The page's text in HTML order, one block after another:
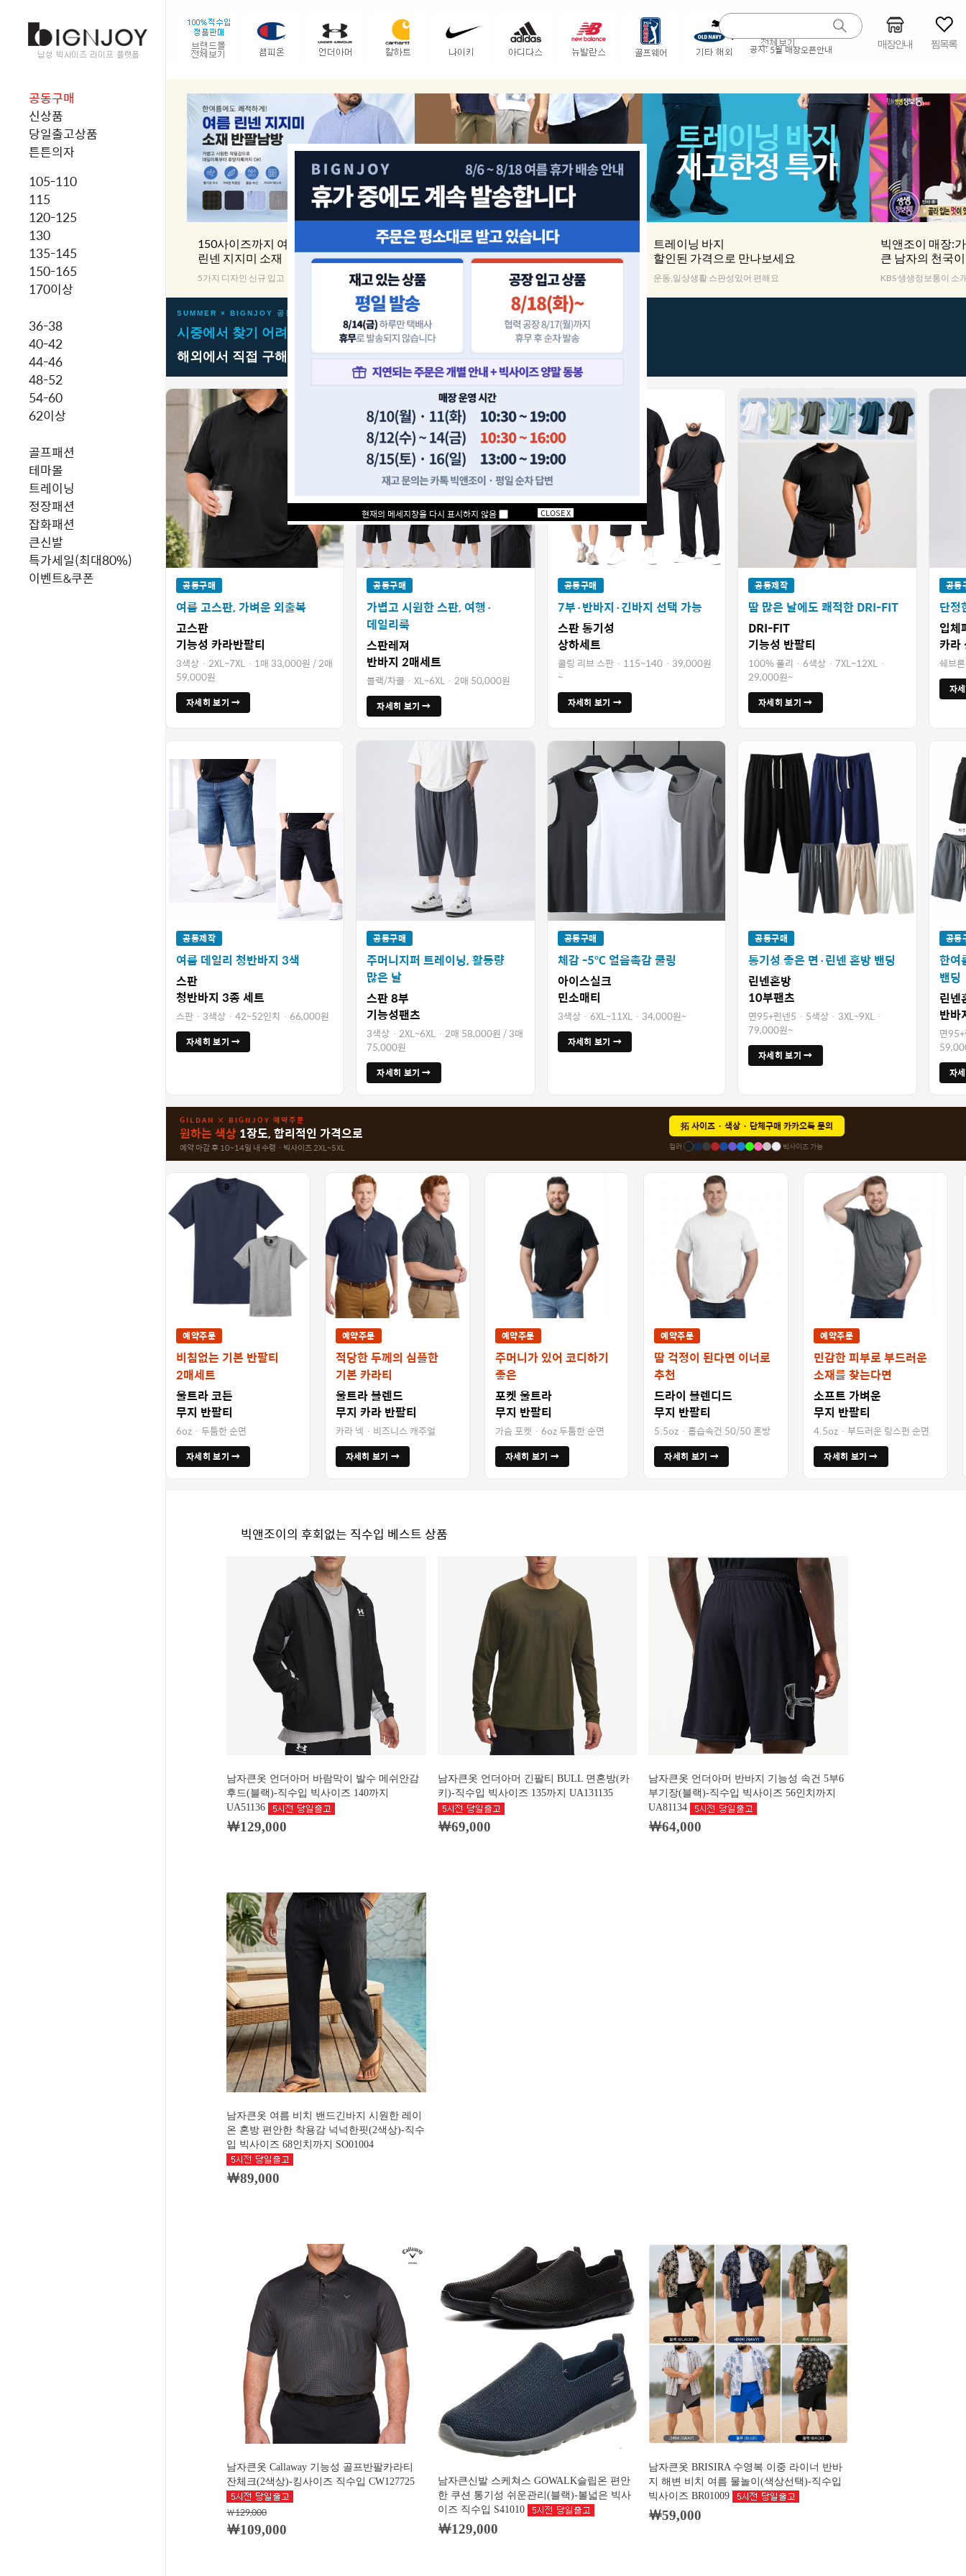
공지:5월 매장오픈안내 매장안내 찜목록
공동구매
신상품
당일출고상품
튼튼의자
105-110
115
120-125
130
135-145
150-165
170이상
36-38
40-42
44-46
48-52
54-60
62이상
골프패션
테마몰
트레이닝
정장패션
잡화패션
큰신발
특가세일(최대80%)
이벤트&쿠폰
150사이즈까지 여름남방
린넨 지지미 소재
5가지 디자인 신규 입고
올해도 재생산했습니다
4가지 색상
스판과 원단 모두잡은 캐주얼 기본면바지
트레이닝 바지
할인된 가격으로 만나보세요
운동,일상생활 스판성있어 편해요
빅앤조이 매장:
큰 남자의 천국
KBS 생생정보통이 소
SUMMER × BIGNJOY 공동구매
시중에서 찾기 어려운 빅사이즈 여름템만 모았습니다 주문 후 10~14일 소요
해외에서 직접 구해오는 만큼 시간은 걸리지만, 받아보시면 분명 만족하실 거예요
공동구매
여름 고스판, 가벼운 외출복
고스판
기능성 카라반팔티
3색상 · 2XL~7XL · 1매 33,000원 / 2매
59,000원
자세히 보기 →
공동구매
가볍고 시원한 스판, 여행·
데일리룩
스판레져
반바지 2매세트
블랙/차콜 · XL~6XL · 2매 50,000원
자세히 보기 →
공동구매
7부·반바지·긴바지 선택 가능
스판 통기성
상하세트
쿨링 리브 스판 · 115~140 · 39,000원
~
자세히 보기 →
공동제작
땀 많은 날에도 쾌적한 DRI-FIT
DRI-FIT
기능성 반팔티
100% 폴리 · 6색상 · 7XL~12XL ·
29,000원~
자세히 보기 →
공동
단정
입체
카라
쉐브
자
공동제작
여름 데일리 청반바지 3색
스판
청반바지 3종 세트
스판 · 3색상 · 42~52인치 · 66,000원
자세히 보기 →
공동구매
주머니지퍼 트레이닝, 활동량
많은 날
스판 8부
기능성팬츠
3색상 · 2XL~6XL · 2매 58,000원 / 3매
75,000원
자세히 보기 →
공동구매
체감 -5℃ 얼음촉감 쿨링
아이스실크
민소매티
3색상 · 6XL~11XL · 34,000원~
자세히 보기 →
공동구매
통기성 좋은 면·린넨 혼방 밴딩
린넨혼방
10부팬츠
면95+린넨5 · 5색상 · 3XL~9XL ·
79,000원~
자세히 보기 →
공동
한여
밴딩
린넨
반바
면
자
GILDAN × BIGNJOY 예약주문
원하는 색상 1장도, 합리적인 가격으로
예약 마감 후 10~14일 내 수령 · 빅사이즈 2XL~5XL
拓 사이즈 · 색상 · 단체구매 카카오톡 문의
컬러 빅사이즈 가능
예약주문
비침없는 기본 반팔티
2매세트
울트라 코튼
무지 반팔티
6oz · 두툼한 순면
자세히 보기 →
예약주문
적당한 두께의 심플한
기본 카라티
울트라 블렌드
무지 카라 반팔티
카라 넥 · 비즈니스 캐주얼
자세히 보기 →
예약주문
주머니가 있어 코디하기
좋은
포켓 울트라
무지 반팔티
가슴 포켓 · 6oz 두툼한 순면
자세히 보기 →
예약주문
땀 걱정이 된다면 이너로
추천
드라이 블렌디드
무지 반팔티
5.5oz · 흡습속건 50/50 혼방
자세히 보기 →
예약주문
민감한 피부로 부드러운
소재를 찾는다면
소프트 가벼운
무지 반팔티
4.5oz · 부드러운 링스펀 순면
자세히 보기 →
빅앤조이의 후회없는 직수입 베스트 상품
남자큰옷 언더아머 바람막이 발수 메쉬안감
후드(블랙)-직수입 빅사이즈 140까지
UA51136
￦129,000
남자큰옷 언더아머 긴팔티 BULL 면혼방(카
키)-직수입 빅사이즈 135까지 UA131135
￦69,000
남자큰옷 언더아머 반바지 기능성 속건 5부6
부기장(블랙)-직수입 빅사이즈 56인치까지
UA81134
￦64,000
남자큰옷 여름 비치 밴드긴바지 시원한 레이
온 혼방 편안한 착용감 넉넉한핏(2색상)-직수
입 빅사이즈 68인치까지 SO01004
￦89,000
남자큰옷 Callaway 기능성 골프반팔카라티
잔체크(2색상)-킹사이즈 직수입 CW127725
￦129,000
￦109,000
남자큰신발 스케쳐스 GOWALK슬립온 편안
한 쿠션 통기성 쉬운관리(블랙)-볼넓은 빅사
이즈 직수입 S41010
￦129,000
남자큰옷 BRISIRA 수영복 이중 라이너 반바
지 해변 비치 여름 물놀이(색상선택)-직수입
빅사이즈 BR01009
￦59,000
현재의 메세지창을 다시 표시하지 않음 CLOSE X